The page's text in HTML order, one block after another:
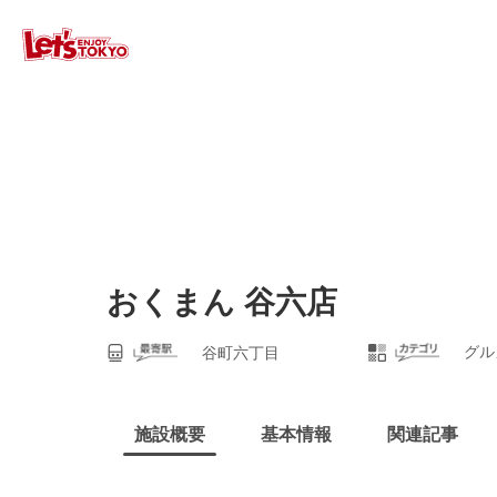
おくまん 谷六店
谷町六丁目 グ
施設概要 基本情報 関連記事